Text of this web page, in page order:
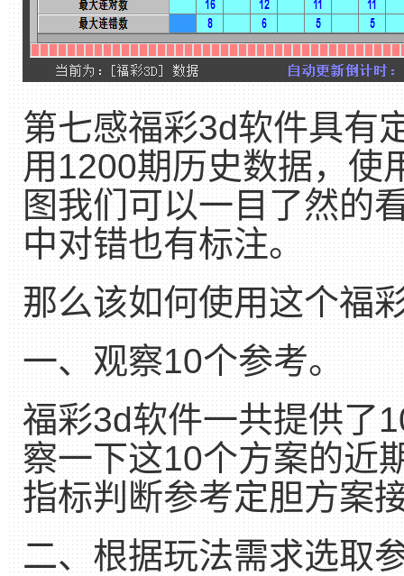
第七感福彩3d软件具有
用1200期历史数据，使
图我们可以一目了然的
中对错也有标注。
那么该如何使用这个福
一、观察10个参考。
福彩3d软件一共提供了
察一下这10个方案的近
指标判断参考定胆方案
二、根据玩法需求选取